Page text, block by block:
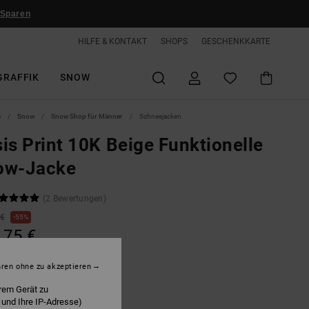
HILFE & KONTAKT SHOPS GESCHENKKARTE
SNOW
Snow Snow Shop für Männer Schneejacken
Print 10K Beige Funktionelle
Jacke
(2 Bewertungen)
55%
€
RABATT EXTRA 25 %
Gerät zu
Ihre IP-Adresse)
ohne zu akzeptieren